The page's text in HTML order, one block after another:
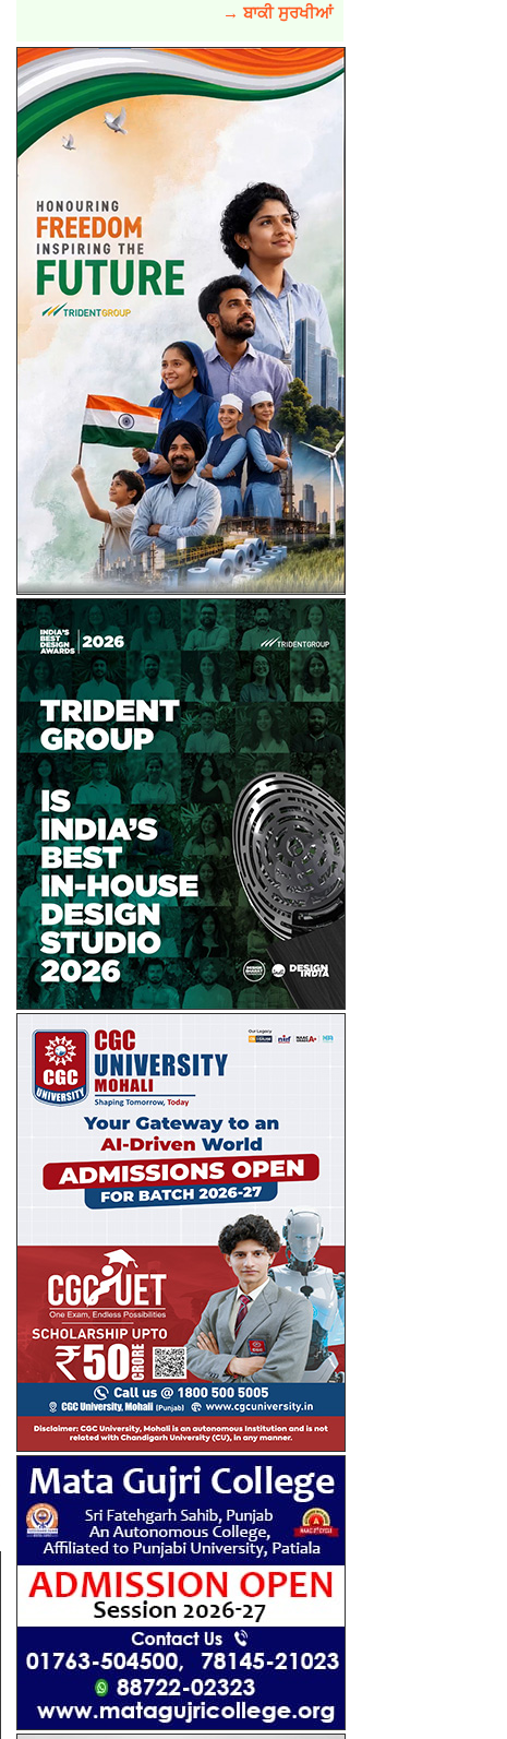
→ ਬਾਕੀ ਸੁਰਖੀਆਂ